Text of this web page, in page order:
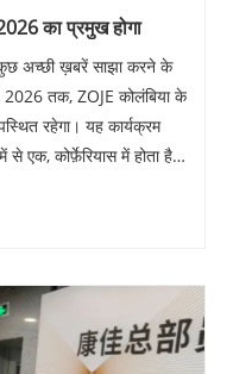
का प्रमुख होगा
कुछ अच्छी ख़बरें साझा करने के
तक, ZOJE कोलंबिया के
रहेगा। यह कार्यक्रम
एक, कोर्फ़ेरियास में होता है।